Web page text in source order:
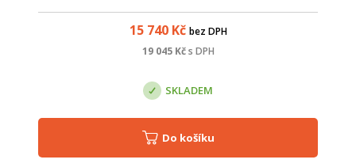
15 740Kč bez DPH
19 045Kč s DPH
SKLADEM
Do košíku